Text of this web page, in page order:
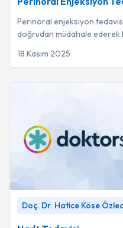
Perinöral enjeksiyon
doğrudan müdahale ederek
18 Kasım 2025
Doç. Dr. Hatice Köse